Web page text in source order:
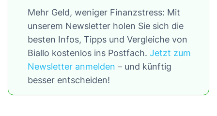
Mehr Geld, weniger Finanzstress: Mit
unserem Newsletter holen Sie sich die
besten Infos, Tipps und Vergleiche von
Biallo kostenlos ins Postfach. Jetzt zum
Newsletter anmelden – und künftig
besser entscheiden!